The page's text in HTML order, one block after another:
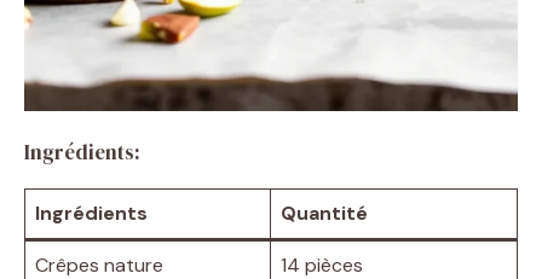
Ingrédients:
Ingrédients Quantité
Crêpes nature
14 pièces